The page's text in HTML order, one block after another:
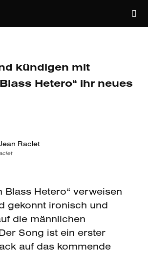
kündigen mit
Hetero“ ihr neues
Blass Hetero“ verweisen
gekonnt ironisch und
die männlichen
Song ist ein erster
auf das kommende